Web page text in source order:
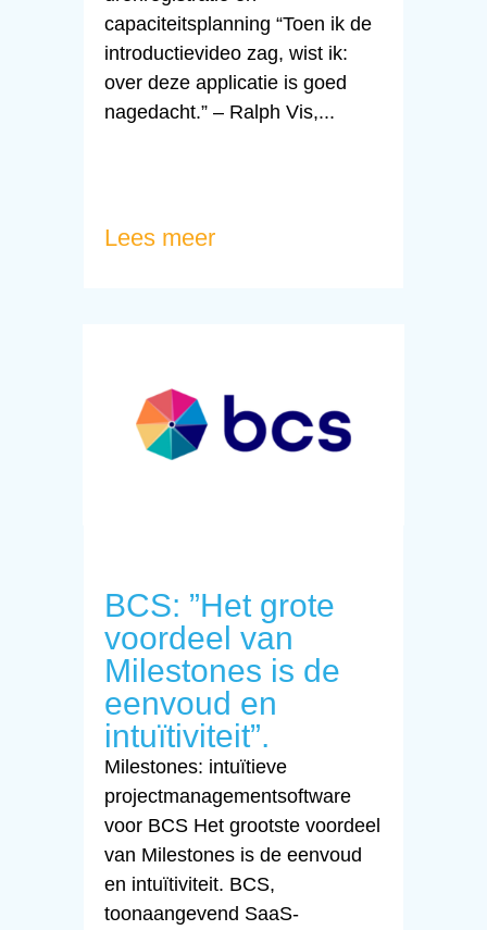
capaciteitsplanning “Toen ik de
introductievideo zag, wist ik:
over deze applicatie is goed
nagedacht.” – Ralph Vis,...
Lees meer
BCS: ”Het grote
voordeel van
Milestones is de
eenvoud en
intuïtiviteit”.
Milestones: intuïtieve
projectmanagementsoftware
voor BCS Het grootste voordeel
van Milestones is de eenvoud
en intuïtiviteit. BCS,
toonaangevend SaaS-